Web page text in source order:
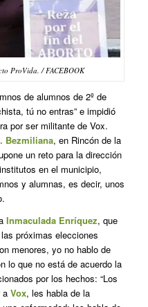
ProVida. / FACEBOOK
de alumnos de 2º de
tú no entras” e impidió
por ser militante de Vox.
Bezmiliana, en Rincón de la
un reto para la dirección
en el municipio,
y alumnas, es decir, unos
Inmaculada Enríquez, que
próximas elecciones
menores, yo no hablo de
lo que no está de acuerdo la
por los hechos: “Los
a Vox, les habla de la